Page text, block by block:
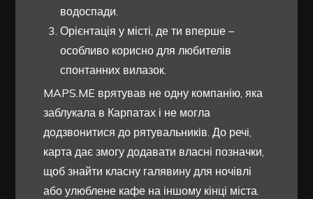
водоспади.
Орієнтація у місті, де ти вперше –
особливо корисно для любителів
спонтанних вилазок.
MAPS.ME врятував не одну компанію, яка
заблукала в Карпатах і не могла
додзвонитися до рятувальників. До речі,
карта дає змогу додавати власні позначки,
щоб знайти класну галявину для ночівлі
або улюблене кафе на іншому кінці міста.